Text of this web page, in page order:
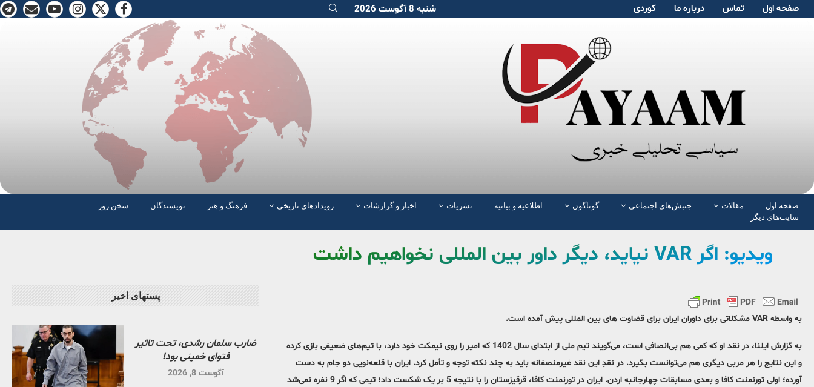
صفحە اول تماس دربارە ما کوردی شنبه 8 آگوست 2026
صفحە اول مقالات جنبش‌های اجتماعی گوناگون اطلاعیه و بیانیه نشریات اخبار و گزارشات رویدادهای تاریخی فرهنگ و هنر نویسندگان
سخن روز
سایت‌های دیگر
ویدیو: اگر VAR نیاید، دیگر داور بین المللی نخواهیم داشت
به واسطه VAR مشکلاتی برای داوران ایران برای قضاوت های بین المللی پیش آمده است.
به گزارش ایلنا، در نقد او که کمی هم بی‌انصافی است، می‌گویند تیم ملی از ابتدای سال 1402 که امیر را روی نیمکت خود دارد، با تیم‌های ضعیفی بازی کرده
و این نتایج را هر مربی دیگری هم می‌توانست بگیرد. در نقدِ این نقد غیرمنصفانه باید به چند نکته توجه و تأمل کرد. ایران با قلعه‌نویی دو جام به دست
آورده؛ اولی تورنمنت کافا و بعدی مسابقات چهارجانبه اردن. ایران در تورنمنت کافا، قرقیزستان را با نتیجه 5 بر یک شکست داد؛ تیمی که اگر 9 نفره نمی‌شد
پستهای اخیر
ضارب سلمان رشدی، تحت تاثیر
فتوای خمینی بود!
آگوست 8, 2026